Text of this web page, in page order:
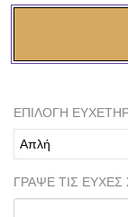
ΕΠΙΛΟΓΗ
ΓΡΑΨΕ ΤΙΣ